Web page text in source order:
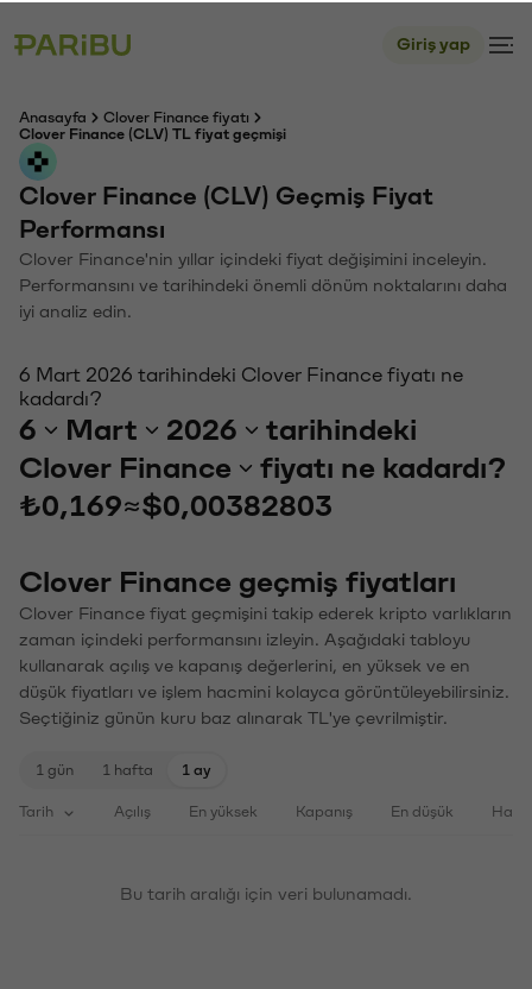
Giriş yap
Anasayfa
Clover Finance fiyatı
Clover Finance (CLV) TL fiyat geçmişi
Clover Finance (CLV) Geçmiş Fiyat
Performansı
Clover Finance'nin yıllar içindeki fiyat değişimini inceleyin.
Performansını ve tarihindeki önemli dönüm noktalarını daha
iyi analiz edin.
6 Mart 2026 tarihindeki Clover Finance fiyatı ne
kadardı?
6 Mart 2026
tarihindeki
Clover Finance
fiyatı ne kadardı?
₺0,169≈$0,00382803
Clover Finance geçmiş fiyatları
Clover Finance fiyat geçmişini takip ederek kripto varlıkların
zaman içindeki performansını izleyin. Aşağıdaki tabloyu
kullanarak açılış ve kapanış değerlerini, en yüksek ve en
düşük fiyatları ve işlem hacmini kolayca görüntüleyebilirsiniz.
Seçtiğiniz günün kuru baz alınarak TL'ye çevrilmiştir.
1 gün 1 hafta 1 ay
Tarih Açılış En yüksek Kapanış En düşük
Bu tarih aralığı için veri bulunamadı.